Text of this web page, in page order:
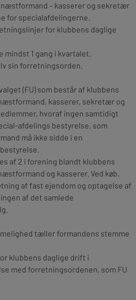
næstformand – kasserer og sekretær
for specialafdelingerne.
for klubbens daglige
mindst 1 gang i kvartalet.
sin forretningsorden.
(FU) som består af klubbens
kasserer, sekretær og
hvoraf ingen samtidigt
afdelings bestyrelse, som
må ikke sidde i en
af 2 i forening blandt klubbens
og kasserer. Ved køb,
af fast ejendom og optagelse af
af det samlede
tæller formandens stemme
klubbens daglige drift i
med forretningsordenen, som FU